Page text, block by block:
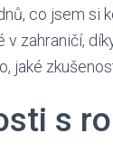
co jsem si
v zahraničí,
jaké
s